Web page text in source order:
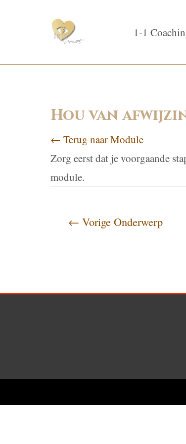
1-1
Hou van
← Terug naar Module
Zorg eerst dat je voorgaande
module.
← Vorige Onderwerp